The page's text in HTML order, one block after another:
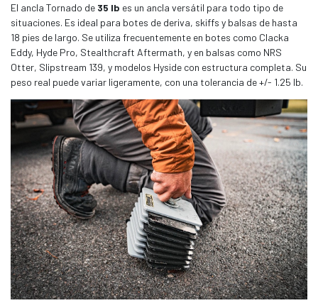
El ancla Tornado de 35 lb es un ancla versátil para todo tipo de
situaciones. Es ideal para botes de deriva, skiffs y balsas de hasta
18 pies de largo. Se utiliza frecuentemente en botes como Clacka
Eddy, Hyde Pro, Stealthcraft Aftermath, y en balsas como NRS
Otter, Slipstream 139, y modelos Hyside con estructura completa. Su
peso real puede variar ligeramente, con una tolerancia de +/- 1.25 lb.